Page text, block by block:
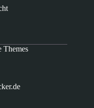
Themes